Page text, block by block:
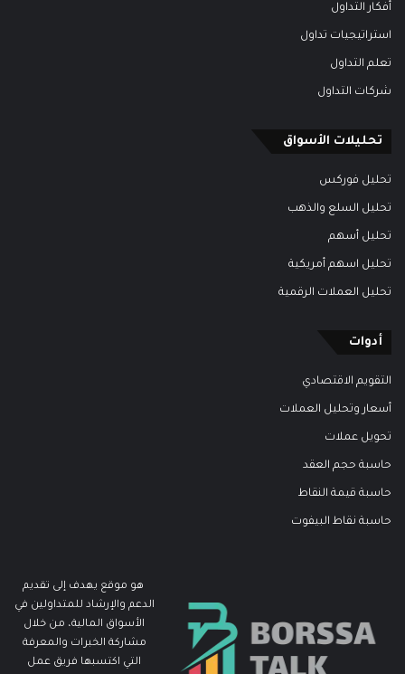
أفكار التداول
استراتيجيات تداول
تعلم التداول
شركات التداول
تحليلات الأسواق
تحليل فوركس
تحليل السلع والذهب
تحليل أسهم
تحليل اسهم أمريكية
تحليل العملات الرقمية
أدوات
التقويم الاقتصادي
أسعار وتحليل العملات
تحويل عملات
حاسبة حجم العقد
حاسبة قيمة النقاط
حاسبة نقاط البيفوت
هو موقع يهدف إلى تقديم
الدعم والإرشاد للمتداولين في
الأسواق المالية، من خلال
مشاركة الخبرات والمعرفة
التي اكتسبها فريق عمل